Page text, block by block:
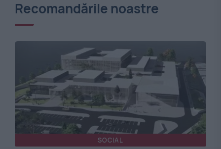
Recomandările noastre
SOCIAL